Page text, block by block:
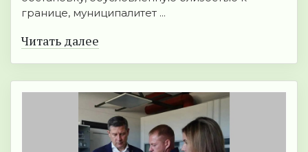
границе, муниципалитет ...
Читать далее